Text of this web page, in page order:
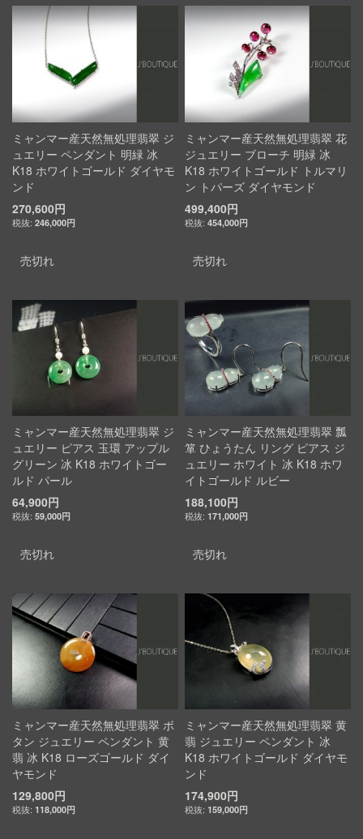
ミャンマー産天然無処理翡翠 ジ
ュエリー ペンダント 明緑 冰
K18 ホワイトゴールド ダイヤモ
ンド
270,600円
246,000円
売切れ
ミャンマー産天然無処理翡翠 花
ジュエリー ブローチ 明緑 冰
K18 ホワイトゴールド トルマリ
ン トパーズ ダイヤモンド
499,400円
454,000円
売切れ
ミャンマー産天然無処理翡翠 ジ
ュエリー ピアス 玉環 アップル
グリーン 冰 K18 ホワイトゴー
ルド パール
64,900円
59,000円
売切れ
ミャンマー産天然無処理翡翠 瓢
箪 ひょうたん リング ピアス ジ
ュエリー ホワイト 冰 K18 ホワ
イトゴールド ルビー
188,100円
171,000円
売切れ
ミャンマー産天然無処理翡翠 ボ
タン ジュエリー ペンダント 黄
翡 冰 K18 ローズゴールド ダイ
ヤモンド
129,800円
118,000円
ミャンマー産天然無処理翡翠 黄
翡 ジュエリー ペンダント 冰
K18 ホワイトゴールド ダイヤモ
ンド
174,900円
159,000円